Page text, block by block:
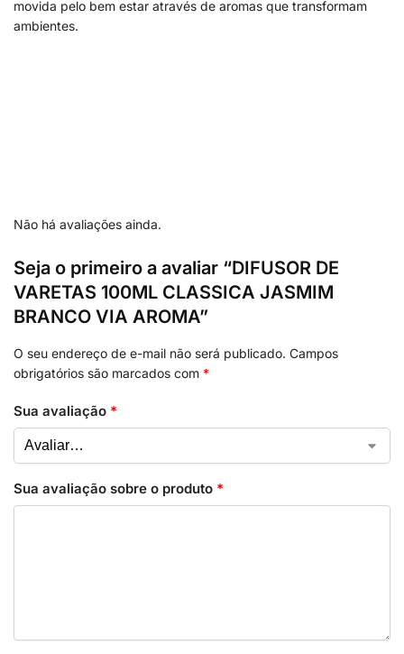
movida pelo bem estar através de aromas que transformam
ambientes.
Não há avaliações ainda.
Seja o primeiro a avaliar “DIFUSOR DE
VARETAS 100ML CLASSICA JASMIM
BRANCO VIA AROMA”
O seu endereço de e-mail não será publicado. Campos
obrigatórios são marcados com *
Sua avaliação *
Sua avaliação sobre o produto *